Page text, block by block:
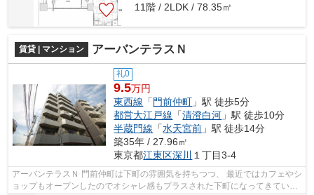
11階 / 2LDK / 78.35㎡
賃貸 | マンション アーバンテラスＮ
礼0
9.5万円
東西線 「 門前仲町 」駅 徒歩5分
都営大江戸線 「清澄白河 」駅 徒歩10分
半蔵門線 「水天宮前 」駅 徒歩14分
築35年 / 27.96㎡
東京都江東区深川 １丁目3-4
アーバンテラスＮ 門前仲町は下町の雰囲気を持ちつつ、 最近ではカフェやシ
ョップもオープンしたのでオシャレ感もプラスされた下町になってきていま